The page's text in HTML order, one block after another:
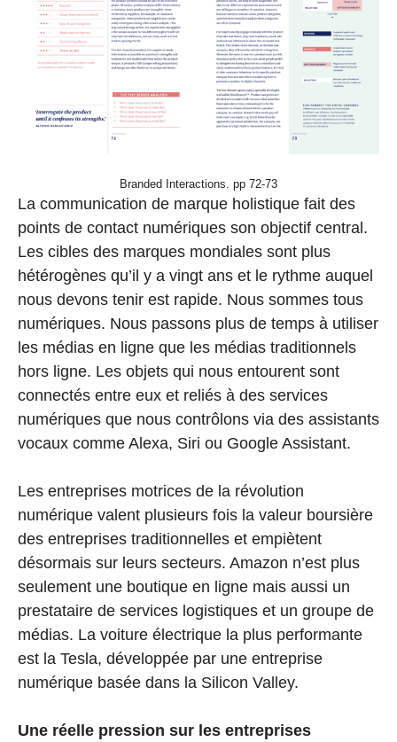
Branded Interactions. pp 72-73
La communication de marque holistique fait des
points de contact numériques son objectif central.
Les cibles des marques mondiales sont plus
hétérogènes qu’il y a vingt ans et le rythme auquel
nous devons tenir est rapide. Nous sommes tous
numériques. Nous passons plus de temps à utiliser
les médias en ligne que les médias traditionnels
hors ligne. Les objets qui nous entourent sont
connectés entre eux et reliés à des services
numériques que nous contrôlons via des assistants
vocaux comme Alexa, Siri ou Google Assistant.
Les entreprises motrices de la révolution
numérique valent plusieurs fois la valeur boursière
des entreprises traditionnelles et empiètent
désormais sur leurs secteurs. Amazon n’est plus
seulement une boutique en ligne mais aussi un
prestataire de services logistiques et un groupe de
médias. La voiture électrique la plus performante
est la Tesla, développée par une entreprise
numérique basée dans la Silicon Valley.
Une réelle pression sur les entreprises